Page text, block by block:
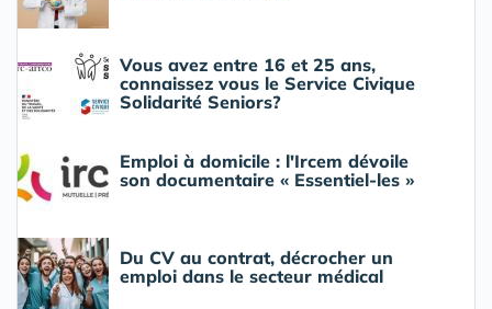
Vous avez entre 16 et 25 ans,
connaissez vous le Service Civique
Solidarité Seniors?
Emploi à domicile : l'Ircem dévoile
son documentaire « Essentiel-les »
Du CV au contrat, décrocher un
emploi dans le secteur médical